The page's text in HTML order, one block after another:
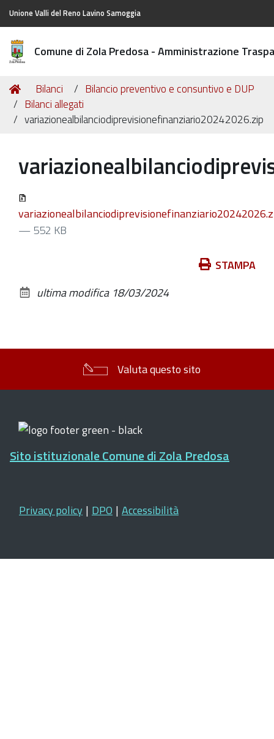
Unione Valli del Reno Lavino Samoggia
Comune di Zola Predosa - Amministrazione
Tu
sei
qui:
Home
Bilanci
Bilancio preventivo e consuntivo e DUP
Bilanci allegati
variazionealbilanciodiprevisionefinanziario20242026.zip
— 552 KB
documento
STAMPA
ultima modifica 18/03/2024
Valuta questo sito
Sito istituzionale Comune di Zola Predosa
Privacy policy | DPO | Accessibilità